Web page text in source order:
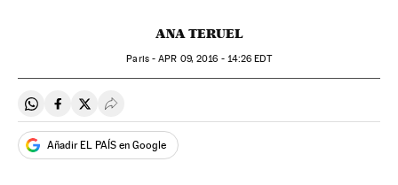
ANA TERUEL
Paris -APR 09, 2016 - 14:26 EDT
Compartir en Whatsapp
Compartir en Facebook
Compartir en Twitter
Desplegar Redes Sociales
Añadir EL PAÍS en Google